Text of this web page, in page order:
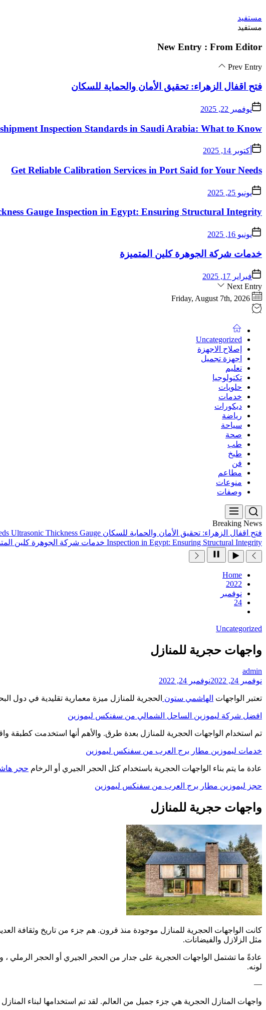
Skip
to
content
مستفيد
مستفيد
New Entry : From Editor
Prev Entry
فتح اقفال الزهراء: تحقيق الأمان والحماية للسكان
نوفمبر 22, 2025
Inspection Standards in Saudi Arabia: What to Know
أكتوبر 14, 2025
Get Reliable Calibration Services in Port Said for Your Needs
يونيو 25, 2025
Gauge Inspection in Egypt: Ensuring Structural Integrity
يونيو 16, 2025
خدمات شركة الجوهرة كلين المتميزة
فبراير 17, 2025
Next Entry
Friday, August 7th, 2026
Uncategorized
إصلاح الاجهزة
اجهزة تجميل
تعليم
تكنولوجيا
حلويات
خدمات
ديكورات
رياضة
سياحة
صحة
طب
طبخ
فن
مطاعم
منوعات
وصفات
Breaking News
فتح اقفال الزهراء: تحقيق الأمان والحماية للسكان Ultrasonic Thickness Gauge
Inspection in Egypt: Ensuring Structural Integrity خدمات شركة الجوهرة كلين
Home
2022
نوفمبر
24
Uncategorized
واجهات حجرية للمنازل
admin
نوفمبر 24, 2022
نوفمبر 24, 2022
تعتبر الواجهات الهاشمي ستون الحجرية للمنازل ميزة معمارية تقليدية في دول
افضل شركة ليموزين الساحل الشمالي من سفنكس ليموزين
تم استخدام الواجهات الحجرية للمنازل بعدة طرق. والأهم أنها استخدمت كطبقة
خدمات ليموزين مطار برج العرب من سفنكس ليموزين
عادة ما يتم بناء الواجهات الحجرية باستخدام كتل الحجر الجيري أو الرخام حجر
حجز ليموزين مطار برج العرب من سفنكس ليموزين
واجهات حجرية للمنازل
كانت الواجهات الحجرية للمنازل موجودة منذ قرون. هم جزء من تاريخ وثقافة
مثل الزلازل والفيضانات.
عادةً ما تشتمل الواجهات الحجرية على جدار من الحجر الجيري أو الحجر الرملي
لونه.
—
واجهات المنازل الحجرية هي جزء جميل من العالم. لقد تم استخدامها لبناء